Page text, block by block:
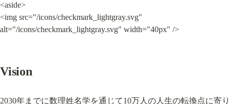
<aside>
<img src="/icons/checkmark_lightgray.svg"
alt="/icons/checkmark_lightgray.svg" width="40px" />
Vision
2030年までに数理姓名学を通じて10万人の人生の転換点に寄り